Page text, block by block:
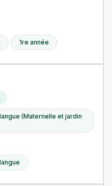
1re année
(Maternelle et jardin